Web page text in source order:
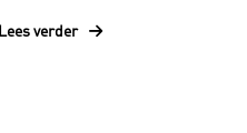
Lees verder